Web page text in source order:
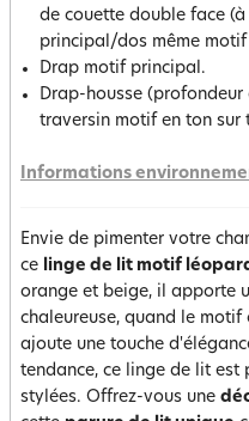
de couette double face
principal/dos même motif
Drap motif principal.
Drap-housse
traversin motif en ton sur
Informations
Envie de pimenter votre
ce linge de lit motif
orange et beige, il apporte
chaleureuse, quand le
ajoute une touche
tendance, ce linge de lit
stylées. Offrez-vous une